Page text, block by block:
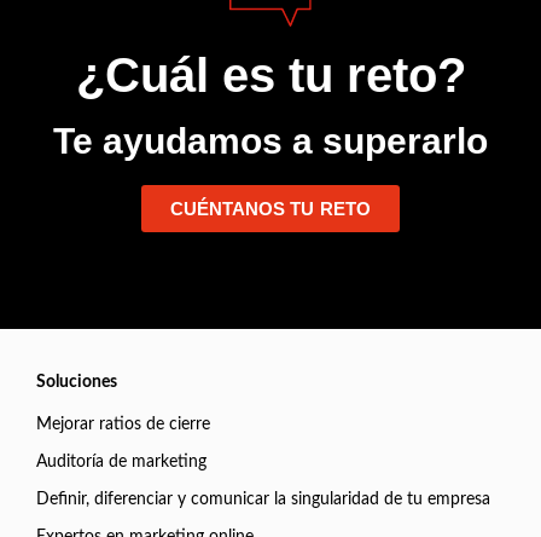
¿Cuál es tu reto?
Te ayudamos a superarlo
CUÉNTANOS TU RETO
Soluciones
Mejorar ratios de cierre
Auditoría de marketing
Definir, diferenciar y comunicar la singularidad de tu empresa